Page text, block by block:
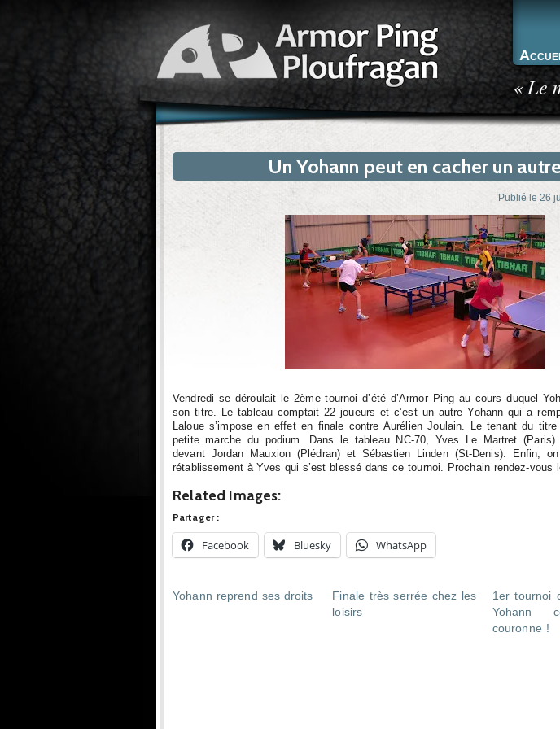
« Le
Un Yohann peut en cacher un autre
Publié le 26
Vendredi se déroulait le 2ème tournoi d’été d’Armor Ping au cours duquel
son titre. Le tableau comptait 22 joueurs et c’est un autre Yohann qui a
Laloue s’impose en effet en finale contre Aurélien Joulain. Le tenant du
petite marche du podium. Dans le tableau NC-70, Yves Le Martret (Paris)
devant Jordan Mauxion (Plédran) et Sébastien Linden (St-Denis). Enfin,
rétablissement à Yves qui s’est blessé dans ce tournoi. Prochain rendez-vous
Related Images:
Partager :
Facebook Bluesky WhatsApp
Yohann reprend ses droits
Finale très serrée chez les
loisirs
1er tournoi
Yohann
couronne !